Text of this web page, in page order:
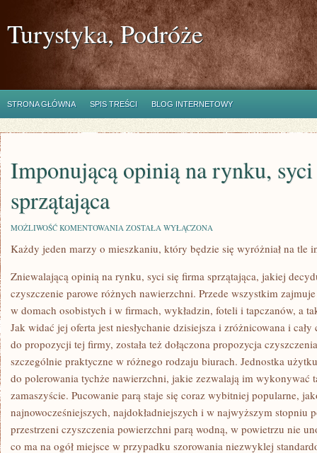
Turystyka, Podróże
STRONA GŁÓWNA SPIS TREŚCI BLOG INTERNETOWY
Imponującą opinią na rynku,
sprzątająca
MOŻLIWOŚĆ KOMENTOWANIA IMPONUJĄCĄ
NA
SIĘ
JEDNOSTKA
ZOSTAŁA WYŁĄCZONA
Każdy jeden marzy o mieszkaniu, który będzie się wyróżniał na tle
Zniewalającą opinią na rynku, syci się firma sprzątająca, jakiej
czyszczenie parowe różnych nawierzchni. Przede wszystkim
w domach osobistych i w firmach, wykładzin, foteli i tapczanów, a
Jak widać jej oferta jest niesłychanie dzisiejsza i zróżnicowana i cały
do propozycji tej firmy, została też dołączona propozycja
szczególnie praktyczne w różnego rodzaju biurach. Jednostka
do polerowania tychże nawierzchni, jakie zezwalają im wykonywać
zamaszyście. Pucowanie parą staje się coraz wybitniej popularne,
najnowocześniejszych, najdokładniejszych i w najwyższym stopniu
przestrzeni czyszczenia powierzchni parą wodną, w powietrzu nie
co ma na ogół miejsce w przypadku szorowania niezwyklej